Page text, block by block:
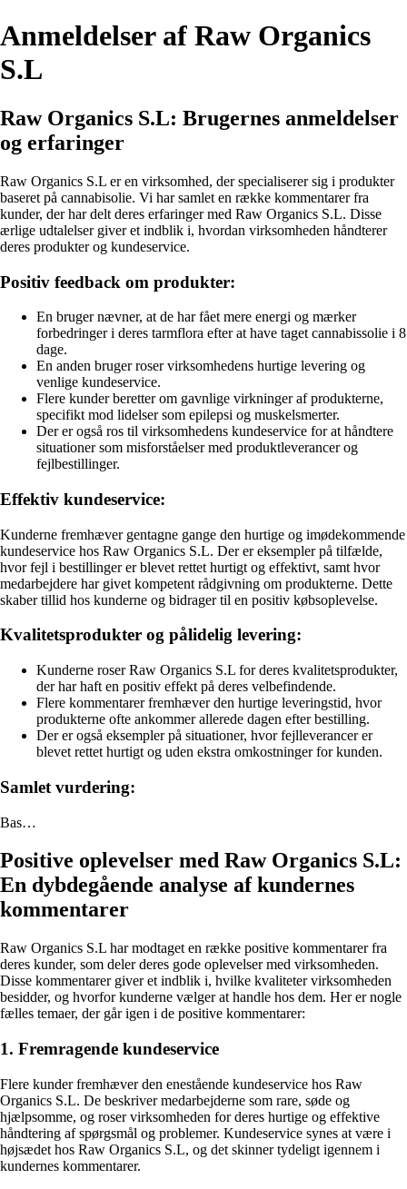
Anmeldelser af Raw Organics
S.L
Raw Organics S.L: Brugernes anmeldelser
og erfaringer
Raw Organics S.L er en virksomhed, der specialiserer sig i produkter
baseret på cannabisolie. Vi har samlet en række kommentarer fra
kunder, der har delt deres erfaringer med Raw Organics S.L. Disse
ærlige udtalelser giver et indblik i, hvordan virksomheden håndterer
deres produkter og kundeservice.
Positiv feedback om produkter:
En bruger nævner, at de har fået mere energi og mærker
forbedringer i deres tarmflora efter at have taget cannabissolie i 8
dage.
En anden bruger roser virksomhedens hurtige levering og
venlige kundeservice.
Flere kunder beretter om gavnlige virkninger af produkterne,
specifikt mod lidelser som epilepsi og muskelsmerter.
Der er også ros til virksomhedens kundeservice for at håndtere
situationer som misforståelser med produktleverancer og
fejlbestillinger.
Effektiv kundeservice:
Kunderne fremhæver gentagne gange den hurtige og imødekommende
kundeservice hos Raw Organics S.L. Der er eksempler på tilfælde,
hvor fejl i bestillinger er blevet rettet hurtigt og effektivt, samt hvor
medarbejdere har givet kompetent rådgivning om produkterne. Dette
skaber tillid hos kunderne og bidrager til en positiv købsoplevelse.
Kvalitetsprodukter og pålidelig levering:
Kunderne roser Raw Organics S.L for deres kvalitetsprodukter,
der har haft en positiv effekt på deres velbefindende.
Flere kommentarer fremhæver den hurtige leveringstid, hvor
produkterne ofte ankommer allerede dagen efter bestilling.
Der er også eksempler på situationer, hvor fejlleverancer er
blevet rettet hurtigt og uden ekstra omkostninger for kunden.
Samlet vurdering:
Bas…
Positive oplevelser med Raw Organics S.L:
En dybdegående analyse af kundernes
kommentarer
Raw Organics S.L har modtaget en række positive kommentarer fra
deres kunder, som deler deres gode oplevelser med virksomheden.
Disse kommentarer giver et indblik i, hvilke kvaliteter virksomheden
besidder, og hvorfor kunderne vælger at handle hos dem. Her er nogle
fælles temaer, der går igen i de positive kommentarer:
1. Fremragende kundeservice
Flere kunder fremhæver den enestående kundeservice hos Raw
Organics S.L. De beskriver medarbejderne som rare, søde og
hjælpsomme, og roser virksomheden for deres hurtige og effektive
håndtering af spørgsmål og problemer. Kundeservice synes at være i
højsædet hos Raw Organics S.L, og det skinner tydeligt igennem i
kundernes kommentarer.